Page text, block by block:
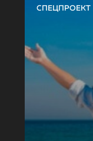
СПЕЦПРОЕКТ